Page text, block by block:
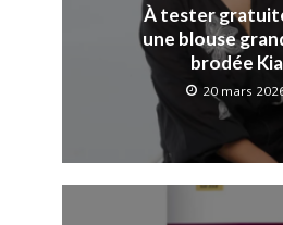
À tester
une blouse
brodée
20 mars